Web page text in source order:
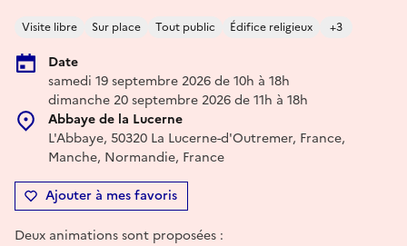
Visite libre Sur place Tout public Édifice religieux +3
Date
samedi 19 septembre 2026 de 10h à 18h
dimanche 20 septembre 2026 de 11h à 18h
Abbaye de la Lucerne
L'Abbaye, 50320 La Lucerne-d'Outremer, France,
Manche, Normandie, France
Ajouter à mes favoris
Deux animations sont proposées :